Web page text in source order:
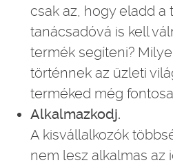
csak az, hogy eladd a
tanácsadóvá is kell
termék segíteni?
történnek az üzleti
terméked még
Alkalmazkodj.
A kisvállalkozók
nem lesz alkalmas az